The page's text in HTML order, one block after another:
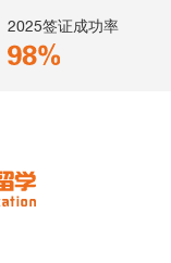
2025签证成功率